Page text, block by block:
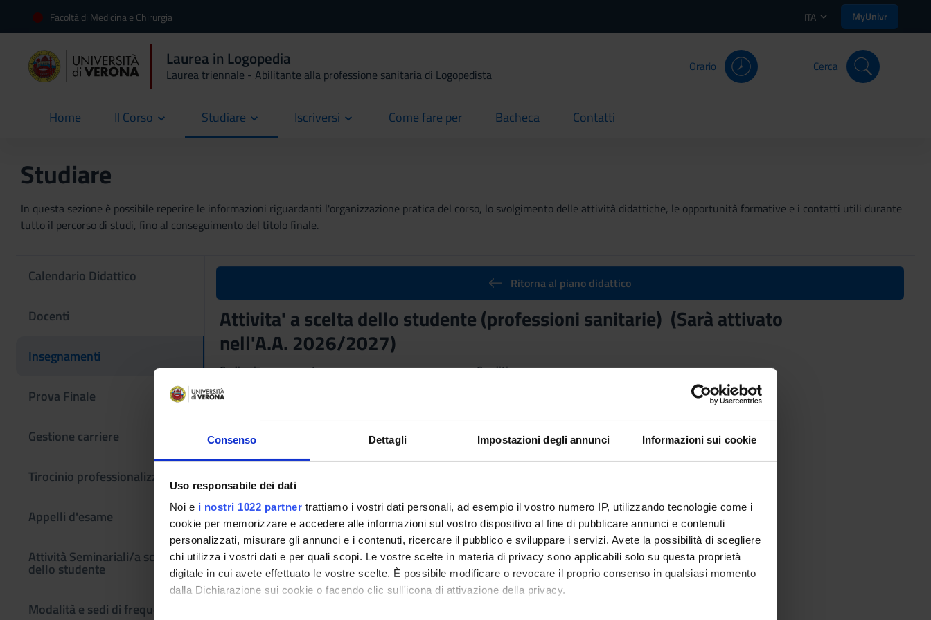
Consenso Dettagli Impostazioni degli annunci Informazioni sui cookie
Uso responsabile dei dati
Noi e i nostri 1022 partner trattiamo i vostri dati personali, ad esempio il vostro numero IP, utilizzando tecnologie come i
cookie per memorizzare e accedere alle informazioni sul vostro dispositivo al fine di pubblicare annunci e contenuti
personalizzati, misurare gli annunci e i contenuti, ricercare il pubblico e sviluppare i servizi. Avete la possibilità di scegliere
chi utilizza i vostri dati e per quali scopi. Le vostre scelte in materia di privacy sono applicabili solo su questa proprietà
digitale in cui avete effettuato le vostre scelte. È possibile modificare o revocare il proprio consenso in qualsiasi momento
dalla Dichiarazione sui cookie o facendo clic sull'icona di attivazione della privacy.
Facoltà di Medicina e Chirurgia ITA MyUnivr
Laurea in Logopedia
Laurea triennale - Abilitante alla professione sanitaria di Logopedista
Orario Cerca
Home
current Il Corso Studiare Iscriversi Come fare per
current Bacheca
current Contatti
current
Studiare
In questa sezione è possibile reperire le informazioni riguardanti l'organizzazione pratica del corso, lo svolgimento delle attività didattiche, le opportunità formative e i contatti utili durante
tutto il percorso di studi, fino al conseguimento del titolo finale.
Calendario Didattico
Docenti
Insegnamenti
Prova Finale
Gestione carriere
Tirocinio professionalizzante
Appelli d'esame
Attività Seminariali/a scelta
dello studente
Modalità e sedi di frequenza
Ritorna al piano didattico
Attivita' a scelta dello studente (professioni sanitarie) (Sarà attivato
nell'A.A. 2026/2027)
Codice insegnamento
4S001039
Crediti